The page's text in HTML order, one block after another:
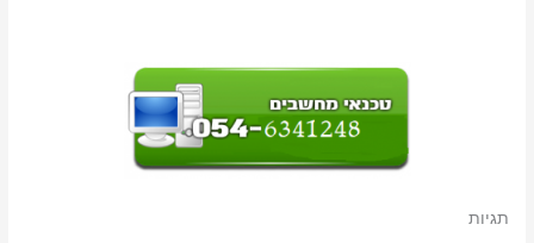
תגיות